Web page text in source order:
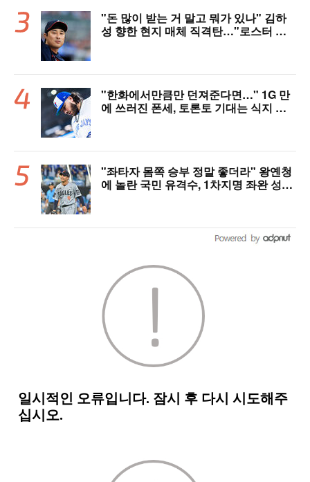
"돈 많이 받는 거 말고 뭐가 있나" 김하
성 향한 현지 매체 직격탄…"로스터 한
"한화에서만큼만 던져준다면…" 1G 만
에 쓰러진 폰세, 토론토 기대는 식지 않
"좌타자 몸쪽 승부 정말 좋더라" 왕옌청
에 놀란 국민 유격수, 1차지명 좌완 성장